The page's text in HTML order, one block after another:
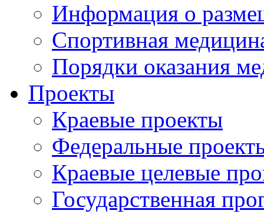
Информация о
Спортивная
Порядки оказания
Проекты
Краевые проекты
Федеральные
Краевые целевые
Государственная